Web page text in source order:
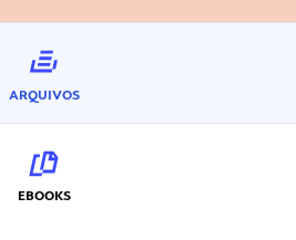
ARQUIVOS
EBOOKS